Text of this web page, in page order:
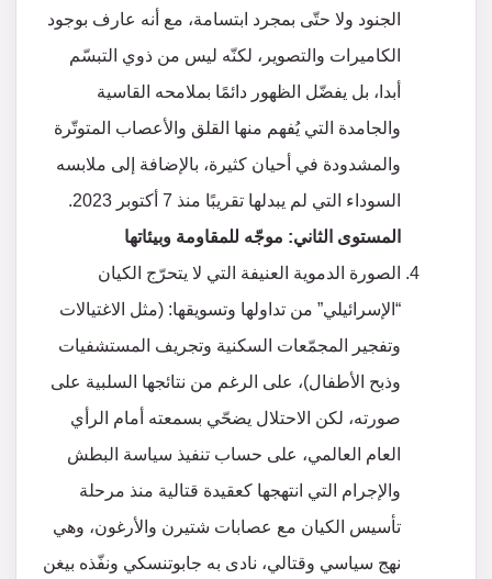
الجنود ولا حتّى بمجرد ابتسامة، مع أنه عارف بوجود
الكاميرات والتصوير، لكنّه ليس من ذوي التبسّم
أبدا، بل يفضّل الظهور دائمًا بملامحه القاسية
والجامدة التي يُفهم منها القلق والأعصاب المتوتّرة
والمشدودة في أحيان كثيرة، بالإضافة إلى ملابسه
السوداء التي لم يبدلها تقريبًا منذ 7 أكتوبر 2023.
المستوى الثاني: موجّه للمقاومة وبيئاتها
الصورة الدموية العنيفة التي لا يتحرّج الكيان
“الإسرائيلي” من تداولها وتسويقها: (مثل الاغتيالات
وتفجير المجمّعات السكنية وتجريف المستشفيات
وذبح الأطفال)، على الرغم من نتائجها السلبية على
صورته، لكن الاحتلال يضحّي بسمعته أمام الرأي
العام العالمي، على حساب تنفيذ سياسة البطش
والإجرام التي انتهجها كعقيدة قتالية منذ مرحلة
تأسيس الكيان مع عصابات شتيرن والأرغون، وهي
نهج سياسي وقتالي، نادى به جابوتنسكي ونفّذه بيغن